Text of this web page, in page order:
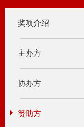
奖项介绍
主办方
协办方
赞助方